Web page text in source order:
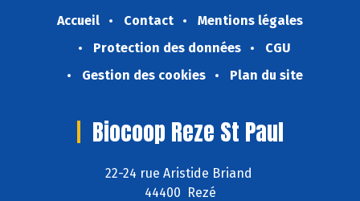
Accueil Contact
Mentions légales
Protection des données
CGU
Gestion des cookies
Plan du site
Biocoop Reze St Paul
22-24 rue Aristide Briand
44400 Rezé